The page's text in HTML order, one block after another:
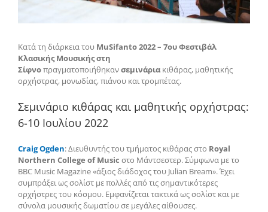
Κατά τη διάρκεια του MuSifanto 2022 – 7ου Φεστιβάλ
Κλασικής Μουσικής στη
Σίφνοπραγματοποιήθηκανσεμινάρια κιθάρας, μαθητικής
ορχήστρας, μονωδίας, πιάνου και τρομπέτας.
Σεμινάριο κιθάρας και μαθητικής ορχήστρας:
6-10 Ιουλίου 2022
Craig Ogden: Διευθυντής του τμήματος κιθάρας στο Royal
Northern College of Music στο Mάντσεστερ. Σύμφωνα με το
BBC Music Magazine «άξιος διάδοχος του Julian Bream». Έχει
συμπράξει ως σολίστ με πολλές από τις σημαντικότερες
ορχήστρες του κόσμου. Εμφανίζεται τακτικά ως σολίστ και με
σύνολα μουσικής δωματίου σε μεγάλες αίθουσες.